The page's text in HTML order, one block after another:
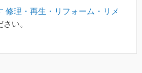
修理・再生・リフォーム・リメ
い。